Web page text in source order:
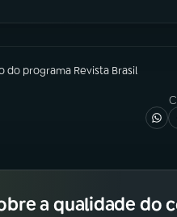
do programa Revista Brasil
a qualidade do